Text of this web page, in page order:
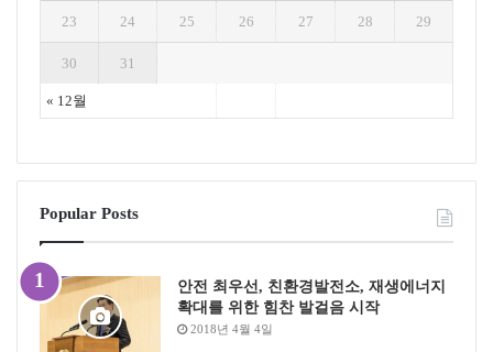
« 12월
23 24 25 26 27 28 29
30 31
Popular Posts
안전 최우선, 친환경발전소, 재생에너지
확대를 위한 힘찬 발걸음 시작
2018년 4월 4일